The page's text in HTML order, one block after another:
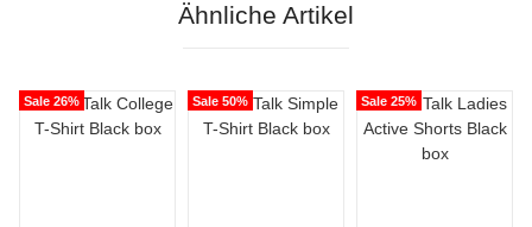
Ähnliche Artikel
Sale 26% Sale 50% Sale 25%